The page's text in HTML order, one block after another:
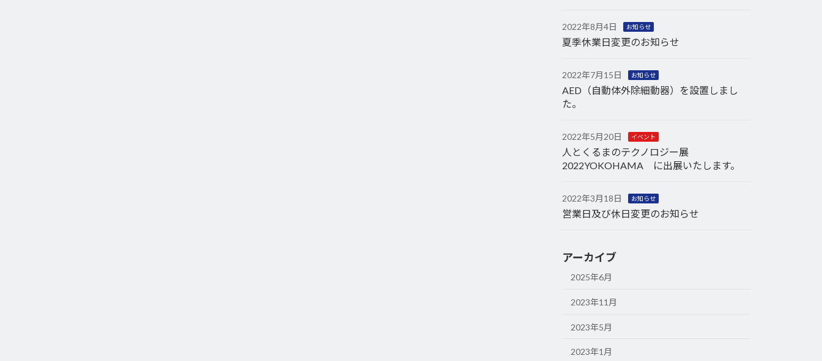
2022年8月4日 お知らせ
夏季休業日変更のお知らせ
2022年7月15日 お知らせ
AED（自動体外除細動器）を設置しまし
た。
2022年5月20日 イベント
人とくるまのテクノロジー展
2022YOKOHAMA に出展いたします。
2022年3月18日 お知らせ
営業日及び休日変更のお知らせ
アーカイブ
2025年6月
2023年11月
2023年5月
2023年1月